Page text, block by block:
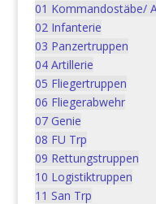
01 Kommandostäbe/
02 Infanterie
03 Panzertruppen
04 Artillerie
05 Fliegertruppen
06 Fliegerabwehr
07 Genie
08 FU Trp
09 Rettungstruppen
10 Logistiktruppen
11 San Trp
In den